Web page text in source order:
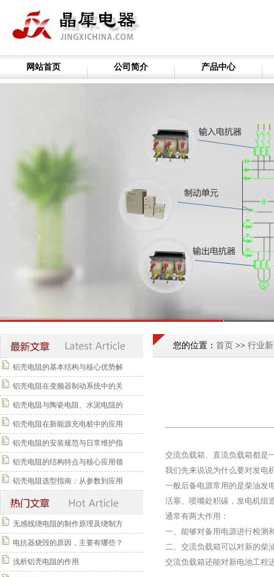
网站首页 公司简介 产品中心
铝壳电阻的基本结构与核心优势解
铝壳电阻在变频器制动系统中的关
铝壳电阻与陶瓷电阻、水泥电阻的
铝壳电阻在新能源充电桩中的应用
铝壳电阻的安装规范与日常维护指
铝壳电阻的结构特点与核心应用领
铝壳电阻选型指南：从参数到应用
无感线绕电阻的制作原理及绕制方
电抗器烧毁的原因，主要有哪些？
浅析铝壳电阻的作用
您的位置： 首页 >> 行业
交流负载箱、直流负载箱都是
我们先来说说为什么要对发电
一般后备电源常用的是柴油发
活塞、喷嘴处积碳，发电机组
通常有两大作用：
一、能够对备用电源进行检测
二、交流负载箱可以对新的柴
交流负载箱还能对新电池工程